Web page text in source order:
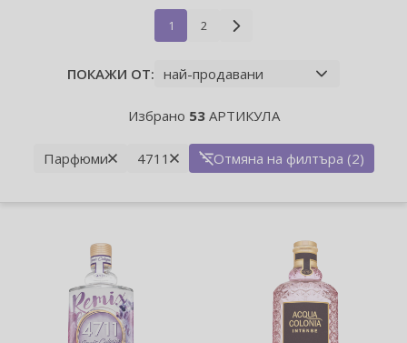
1 2
ПОКАЖИ ОТ:
Избрано 53АРТИКУЛА
Парфюми 4711 Отмяна на филтъра (2)